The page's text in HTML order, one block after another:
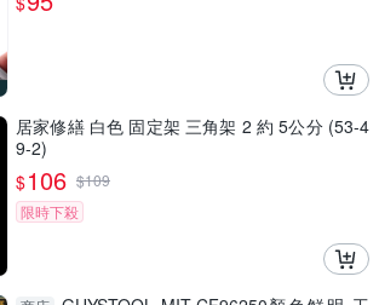
居家修繕 白色 固定架 三角架 2 約 5公分 (53-4
9-2)
$106 $109
限時下殺